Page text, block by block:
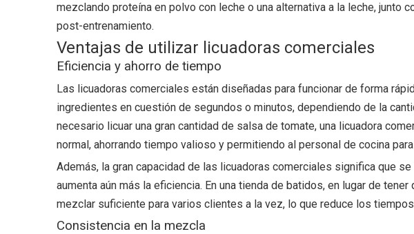
mezclando proteína en polvo con leche o una alternativa a la leche, junto
post-entrenamiento.
Ventajas de utilizar licuadoras comerciales
Eficiencia y ahorro de tiempo
Las licuadoras comerciales están diseñadas para funcionar de forma
ingredientes en cuestión de segundos o minutos, dependiendo de la
necesario licuar una gran cantidad de salsa de tomate, una licuadora
normal, ahorrando tiempo valioso y permitiendo al personal de cocina
Además, la gran capacidad de las licuadoras comerciales significa que
aumenta aún más la eficiencia. En una tienda de batidos, en lugar de
mezclar suficiente para varios clientes a la vez, lo que reduce los
Consistencia en la mezcla